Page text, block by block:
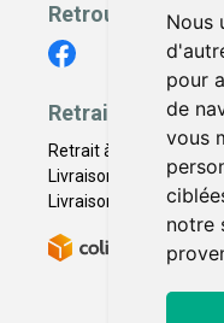
Nous
pour
de
vous
notre
Retrouvez-nous
Retrait -
Retrait à la pharmacie
Livraison en Point
Livraison à domicile